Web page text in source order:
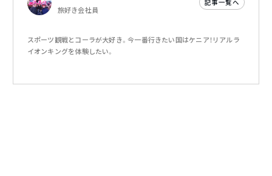
旅好き会社員
記事一覧へ
スポーツ観戦とコーラが大好き。今一番行きたい国はケニア！リアルラ
イオンキングを体験したい。